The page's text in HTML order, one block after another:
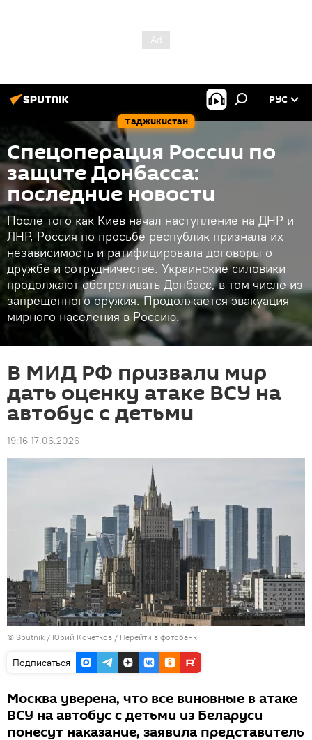
Таджикистан
РУС
Спецоперация России по
защите Донбасса:
последние новости
После того как Киев начал наступление на ДНР и
ЛНР, Россия по просьбе республик признала их
независимость и ратифицировала договоры о
дружбе и сотрудничестве. Украинские силовики
продолжают обстреливать Донбасс, в том числе из
запрещенного оружия. Продолжается эвакуация
мирного населения в Россию.
В МИД РФ призвали мир
дать оценку атаке ВСУ на
автобус с детьми
19:16 17.06.2026
© Sputnik / Юрий Кочетков / Перейти в фотобанк
Подписаться
Москва уверена, что все виновные в атаке
ВСУ на автобус с детьми из Беларуси
понесут наказание, заявила представитель